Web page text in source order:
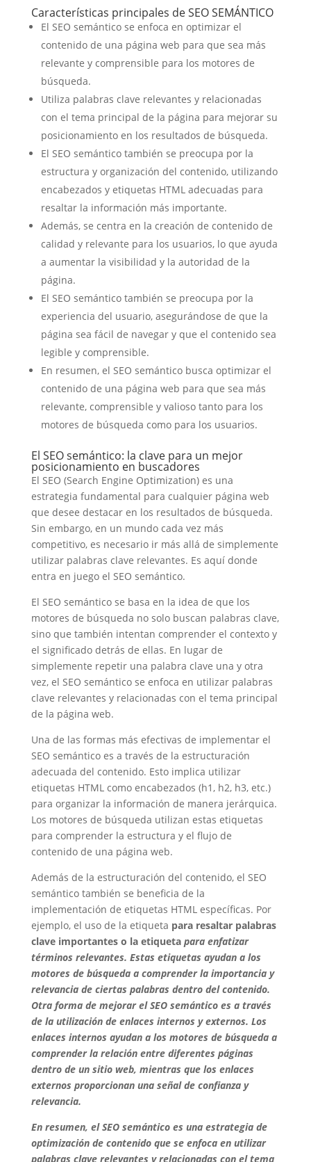
Características principales de SEO SEMÁNTICO
El SEO semántico se enfoca en optimizar el
contenido de una página web para que sea más
relevante y comprensible para los motores de
búsqueda.
Utiliza palabras clave relevantes y relacionadas
con el tema principal de la página para mejorar su
posicionamiento en los resultados de búsqueda.
El SEO semántico también se preocupa por la
estructura y organización del contenido, utilizando
encabezados y etiquetas HTML adecuadas para
resaltar la información más importante.
Además, se centra en la creación de contenido de
calidad y relevante para los usuarios, lo que ayuda
a aumentar la visibilidad y la autoridad de la
página.
El SEO semántico también se preocupa por la
experiencia del usuario, asegurándose de que la
página sea fácil de navegar y que el contenido sea
legible y comprensible.
En resumen, el SEO semántico busca optimizar el
contenido de una página web para que sea más
relevante, comprensible y valioso tanto para los
motores de búsqueda como para los usuarios.
El SEO semántico: la clave para un mejor
posicionamiento en buscadores
El SEO (Search Engine Optimization) es una
estrategia fundamental para cualquier página web
que desee destacar en los resultados de búsqueda.
Sin embargo, en un mundo cada vez más
competitivo, es necesario ir más allá de simplemente
utilizar palabras clave relevantes. Es aquí donde
entra en juego el SEO semántico.
El SEO semántico se basa en la idea de que los
motores de búsqueda no solo buscan palabras clave,
sino que también intentan comprender el contexto y
el significado detrás de ellas. En lugar de
simplemente repetir una palabra clave una y otra
vez, el SEO semántico se enfoca en utilizar palabras
clave relevantes y relacionadas con el tema principal
de la página web.
Una de las formas más efectivas de implementar el
SEO semántico es a través de la estructuración
adecuada del contenido. Esto implica utilizar
etiquetas HTML como encabezados (h1, h2, h3, etc.)
para organizar la información de manera jerárquica.
Los motores de búsqueda utilizan estas etiquetas
para comprender la estructura y el flujo de
contenido de una página web.
Además de la estructuración del contenido, el SEO
semántico también se beneficia de la
implementación de etiquetas HTML específicas. Por
ejemplo, el uso de la etiqueta para resaltar palabras
clave importantes o la etiqueta para enfatizar
términos relevantes. Estas etiquetas ayudan a los
motores de búsqueda a comprender la importancia y
relevancia de ciertas palabras dentro del contenido.
Otra forma de mejorar el SEO semántico es a través
de la utilización de enlaces internos y externos. Los
enlaces internos ayudan a los motores de búsqueda a
comprender la relación entre diferentes páginas
dentro de un sitio web, mientras que los enlaces
externos proporcionan una señal de confianza y
relevancia.
En resumen, el SEO semántico es una estrategia de
optimización de contenido que se enfoca en utilizar
palabras clave relevantes y relacionadas con el tema